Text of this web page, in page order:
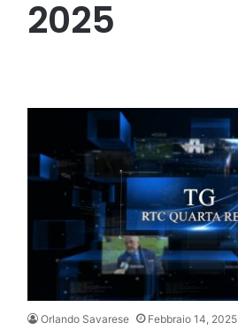
2025
Orlando Savarese Febbraio 14, 2025